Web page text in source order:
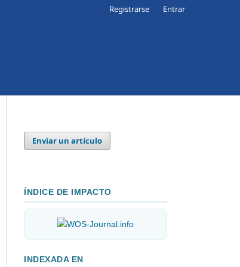
Registrarse Entrar
Enviar un artículo
ÍNDICE DE IMPACTO
INDEXADA EN